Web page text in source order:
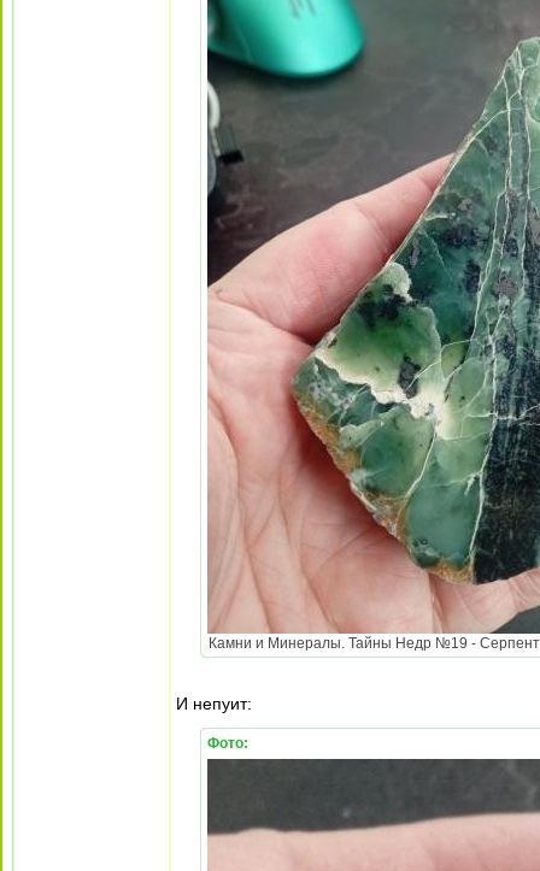
Камни и Минералы. Тайны Недр №19 -
И непуит:
Фото: